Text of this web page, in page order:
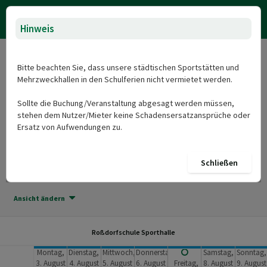
Mehrzweckhallen der Stadt Nürtingen: Roßdorfschule Sporthalle
Datum und Uhrzeit auswählen
03.08. - 09.08.2026 (KW 32)
Ansicht ändern
Roßdorfschule Sporthalle
Montag,
3. August
Dienstag,
4. August
Mittwoch,
5. August
Donnerstag,
6. August
Freitag,
Samstag,
8. August
Sonntag,
9. August
Hinweis
Bitte beachten Sie, dass unsere städtischen Sportstätten und
Mehrzweckhallen in den Schulferien nicht vermietet werden.
Sollte die Buchung/Veranstaltung abgesagt werden müssen,
stehen dem Nutzer/Mieter keine Schadensersatzansprüche oder
Ersatz von Aufwendungen zu.
Schließen